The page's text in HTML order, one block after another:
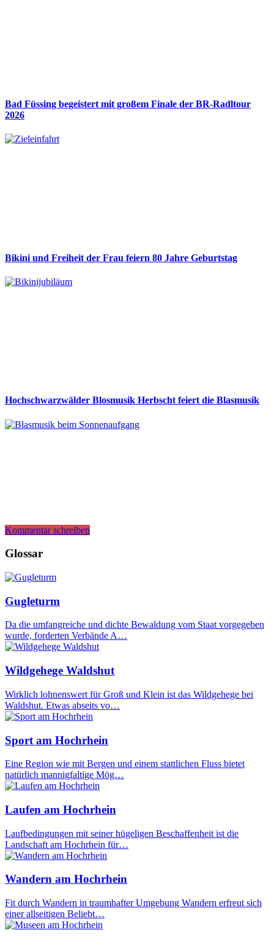
Bad Füssing begeistert mit großem Finale der BR-Radltour
2026
Bikini und Freiheit der Frau feiern 80 Jahre Geburtstag
Hochschwarzwälder Blosmusik Herbscht feiert die Blasmusik
Kommentar schreiben
Glossar
Gugleturm
Da die umfangreiche und dichte Bewaldung vom Staat vorgegeben
wurde, forderten Verbände A…
Wildgehege Waldshut
Wirklich lohnenswert für Groß und Klein ist das Wildgehege bei
Waldshut. Etwas abseits vo…
Sport am Hochrhein
Eine Region wie mit Bergen und einem stattlichen Fluss bietet
natürlich mannigfaltige Mög…
Laufen am Hochrhein
Laufbedingungen mit seiner hügeligen Beschaffenheit ist die
Landschaft am Hochrhein für…
Wandern am Hochrhein
Fit durch Wandern in traumhafter Umgebung Wandern erfreut sich
einer allseitigen Beliebt…